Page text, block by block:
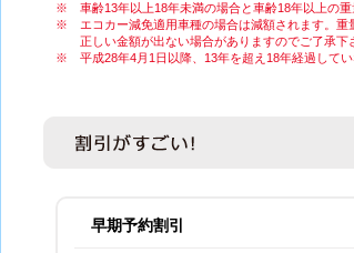
車齢13年以上18年未満の場合と車齢18年以上の
エコカー減免適用車種の場合は減額されます。
正しい金額が出ない場合がありますのでご了承
平成28年4月1日以降、13年を超え18年経過して
早期予約割引